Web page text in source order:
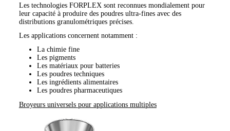
Les technologies FORPLEX sont reconnues mondialement pour
leur capacité à produire des poudres ultra-fines avec des
distributions granulométriques précises.
Les applications concernent notamment :
La chimie fine
Les pigments
Les matériaux pour batteries
Les poudres techniques
Les ingrédients alimentaires
Les poudres pharmaceutiques
Broyeurs universels pour applications multiples